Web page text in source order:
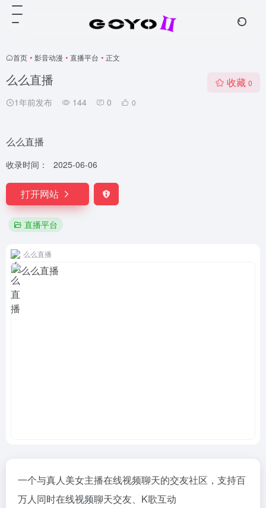
首页 • 影音动漫 • 直播平台 • 正文
么么直播
1年前发布 144 0 0
收藏 0
么么直播
收录时间： 2025-06-06
打开网站
直播平台
么么直播
一个与真人美女主播在线视频聊天的交友社区，支持百
万人同时在线视频聊天交友、K歌互动